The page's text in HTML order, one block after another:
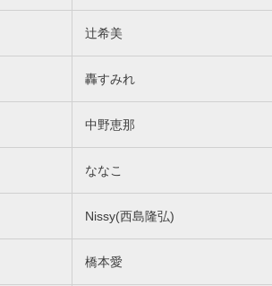
辻希美
轟すみれ
中野恵那
ななこ
Nissy(西島隆弘)
橋本愛